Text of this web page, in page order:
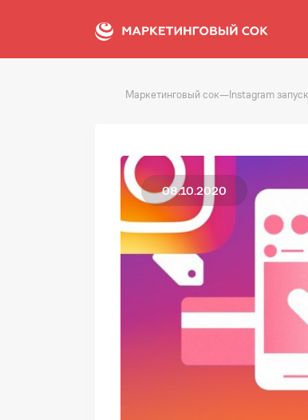
Маркетинговый сок—Instagram
08.10.2020